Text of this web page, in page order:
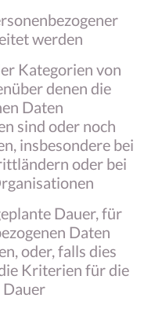
werden
Kategorien von
denen die
Daten
sind oder noch
insbesondere bei
oder bei
Dauer, für
Daten
oder, falls dies
Kriterien für die
Dauer